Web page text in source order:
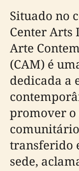
Situado no
Center Arts
Arte
(CAM) é
dedicada a
promover
transferido
sede,